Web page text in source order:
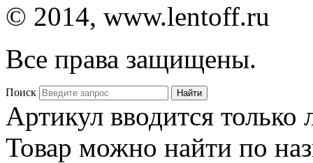
© 2014, www.lentoff.ru
Все права защищены.
Поиск
Артикул вводится
Товар можно найти по